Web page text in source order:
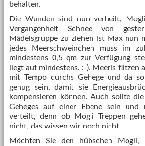
behalten.
Die Wunden sind nun verheilt,
Mogli
Vergangenheit Schnee von
Mädelsgruppe zu ziehen ist Max nun
jedes Meerschweinchen muss im
mindestens 0,5 qm zur Verfügung
liegt auf mindestens. :-). Meeris flitzen
mit Tempo durchs Gehege und da
genug sein, damit sie
kompensieren können. Auch sollte
Geheges auf einer Ebene sein und
verteilt, denn ob
Mogli Treppen
nicht, das wissen wir noch nicht.
Möchten Sie den hübschen
Mogli,